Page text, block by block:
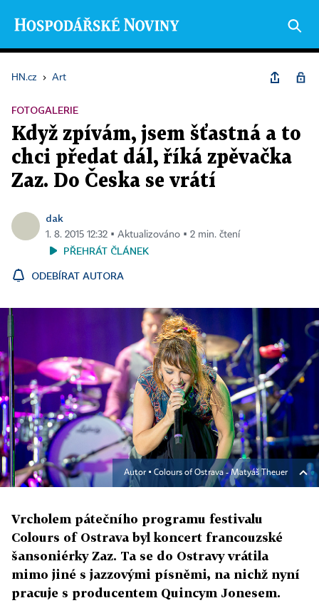
HN.cz › Art
FOTOGALERIE
Když zpívám, jsem šťastná a to
chci předat dál, říká zpěvačka
Zaz. Do Česka se vrátí
dak
1. 8. 2015 12:32 ▪ Aktualizováno ▪ 2 min. čtení
PŘEHRÁT ČLÁNEK
ODEBÍRAT AUTORA
Autor ▪ Colours of Ostrava - Matyáš Theuer
Vrcholem pátečního programu festivalu
Colours of Ostrava byl koncert francouzské
šansoniérky Zaz. Ta se do Ostravy vrátila
mimo jiné s jazzovými písněmi, na nichž nyní
pracuje s producentem Quincym Jonesem.